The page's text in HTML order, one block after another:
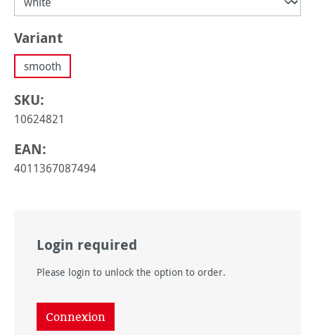
Sélectionnez
Variant
smooth
SKU:
10624821
EAN:
4011367087494
Login required
Please login to unlock the option to order.
Connexion